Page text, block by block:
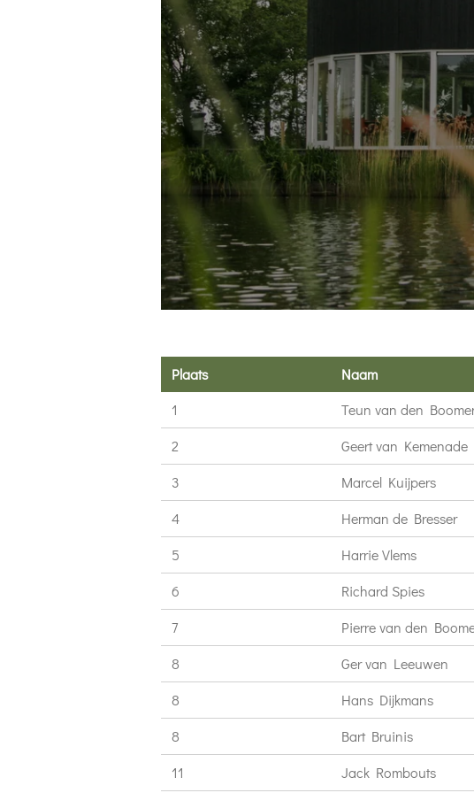
Plaats Naam
1
Teun van den
2
Geert van Kemenade
3
Marcel Kuijpers
4
Herman de Bresser
5
Harrie Vlems
6
Richard Spies
7
Pierre van den
8
Ger van Leeuwen
8
Hans Dijkmans
8
Bart Bruinis
11
Jack Rombouts